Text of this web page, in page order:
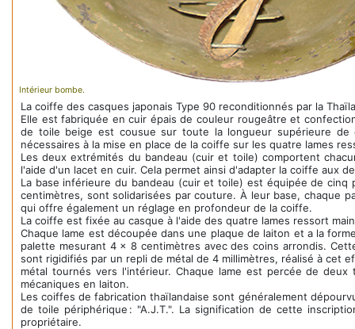
Intérieur bombe.
La coiffe des casques japonais Type 90 reconditionnés par la
Elle est fabriquée en cuir épais de couleur rougeâtre et
de toile beige est cousue sur toute la longueur supérieure
nécessaires à la mise en place de la coiffe sur les quatre lames
Les deux extrémités du bandeau (cuir et toile) comportent
l'aide d'un lacet en cuir. Cela permet ainsi d'adapter la coiffe aux
La base inférieure du bandeau (cuir et toile) est équipée de
centimètres, sont solidarisées par couture. À leur base,
qui offre également un réglage en profondeur de la coiffe.
La coiffe est fixée au casque à l'aide des quatre lames ressort
Chaque lame est découpée dans une plaque de laiton et a la
palette mesurant 4 x 8 centimètres avec des coins arrondis.
sont rigidifiés par un repli de métal de 4 millimètres, réalisé à cet
métal tournés vers l'intérieur. Chaque lame est percée de
mécaniques en laiton.
Les coiffes de fabrication thaïlandaise sont généralement
de toile périphérique : "A.J.T.". La signification de cette
propriétaire.